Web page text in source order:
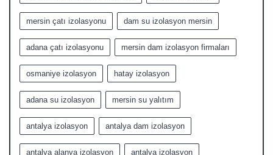
mersin çatı izolasyonu dam su izolasyon mersin
adana çatı izolasyonu mersin dam izolasyon firmaları
osmaniye izolasyon hatay izolasyon
adana su izolasyon mersin su yalıtım
antalya izolasyon antalya dam izolasyon
antalya alanya izolasyon antalya izolasyon